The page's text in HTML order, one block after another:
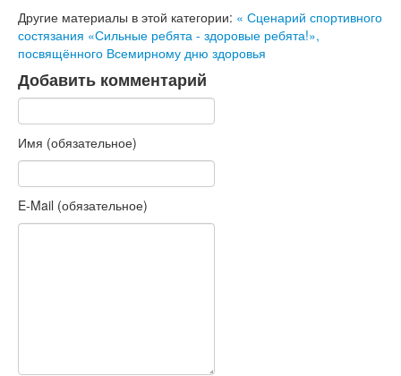
Другие материалы в этой категории: « Сценарий спортивного
состязания «Сильные ребята - здоровые ребята!»,
посвящённого Всемирному дню здоровья
Добавить комментарий
Имя (обязательное)
E-Mail (обязательное)